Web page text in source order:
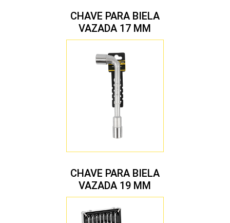
CHAVE PARA BIELA
VAZADA 17 MM
CHAVE PARA BIELA
VAZADA 19 MM